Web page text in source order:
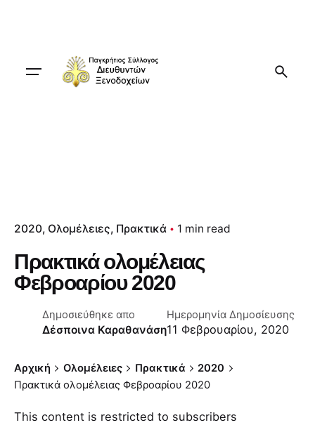
2020 Ολομέλειες Πρακτικά 1 min read
Πρακτικά ολομέλειας
Φεβροαρίου 2020
Δημοσιεύθηκε απο
Δέσποινα Καραθανάση
Ημερομηνία Δημοσίευσης
11 Φεβρουαρίου, 2020
Αρχική Ολομέλειες Πρακτικά
2020
Πρακτικά ολομέλειας Φεβροαρίου 2020
This content is restricted to subscribers